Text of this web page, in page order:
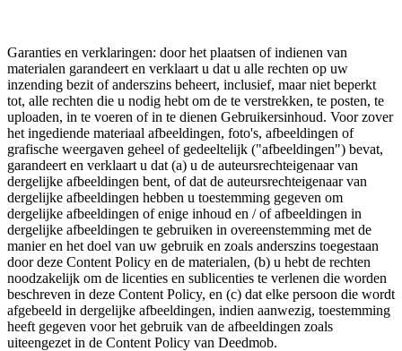
Garanties en verklaringen: door het plaatsen of indienen van
materialen garandeert en verklaart u dat u alle rechten op uw
inzending bezit of anderszins beheert, inclusief, maar niet beperkt
tot, alle rechten die u nodig hebt om de te verstrekken, te posten, te
uploaden, in te voeren of in te dienen Gebruikersinhoud. Voor zover
het ingediende materiaal afbeeldingen, foto's, afbeeldingen of
grafische weergaven geheel of gedeeltelijk ("afbeeldingen") bevat,
garandeert en verklaart u dat (a) u de auteursrechteigenaar van
dergelijke afbeeldingen bent, of dat de auteursrechteigenaar van
dergelijke afbeeldingen hebben u toestemming gegeven om
dergelijke afbeeldingen of enige inhoud en / of afbeeldingen in
dergelijke afbeeldingen te gebruiken in overeenstemming met de
manier en het doel van uw gebruik en zoals anderszins toegestaan ​​
door deze Content Policy en de materialen, (b) u hebt de rechten
noodzakelijk om de licenties en sublicenties te verlenen die worden
beschreven in deze Content Policy, en (c) dat elke persoon die wordt
afgebeeld in dergelijke afbeeldingen, indien aanwezig, toestemming
heeft gegeven voor het gebruik van de afbeeldingen zoals
uiteengezet in de Content Policy van Deedmob.